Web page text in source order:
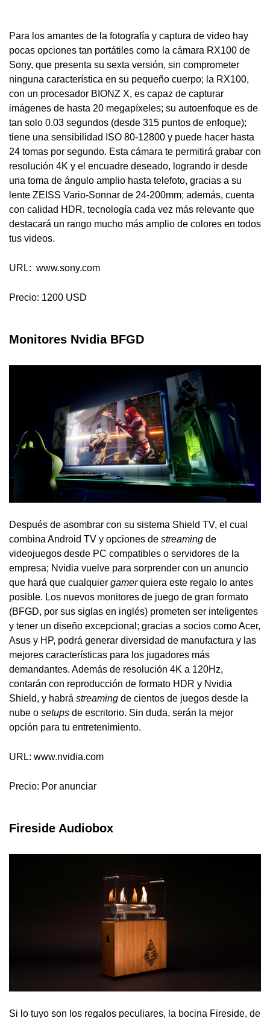
Para los amantes de la fotografía y captura de video hay
pocas opciones tan portátiles como la cámara RX100 de
Sony, que presenta su sexta versión, sin comprometer
ninguna característica en su pequeño cuerpo; la RX100,
con un procesador BIONZ X, es capaz de capturar
imágenes de hasta 20 megapíxeles; su autoenfoque es de
tan solo 0.03 segundos (desde 315 puntos de enfoque);
tiene una sensibilidad ISO 80-12800 y puede hacer hasta
24 tomas por segundo. Esta cámara te permitirá grabar con
resolución 4K y el encuadre deseado, logrando ir desde
una toma de ángulo amplio hasta telefoto, gracias a su
lente ZEISS Vario-Sonnar de 24-200mm; además, cuenta
con calidad HDR, tecnología cada vez más relevante que
destacará un rango mucho más amplio de colores en todos
tus videos.
URL: www.sony.com
Precio: 1200 USD
Monitores Nvidia BFGD
Después de asombrar con su sistema Shield TV, el cual
combina Android TV y opciones de streaming de
videojuegos desde PC compatibles o servidores de la
empresa; Nvidia vuelve para sorprender con un anuncio
que hará que cualquier gamerquiera este regalo lo antes
posible. Los nuevos monitores de juego de gran formato
(BFGD, por sus siglas en inglés) prometen ser inteligentes
y tener un diseño excepcional; gracias a socios como Acer,
Asus y HP, podrá generar diversidad de manufactura y las
mejores características para los jugadores más
demandantes. Además de resolución 4K a 120Hz,
contarán con reproducción de formato HDR y Nvidia
Shield, y habrá streaming de cientos de juegos desde la
nube o setups de escritorio. Sin duda, serán la mejor
opción para tu entretenimiento.
URL: www.nvidia.com
Precio: Por anunciar
Fireside Audiobox
Si lo tuyo son los regalos peculiares, la bocina Fireside, de